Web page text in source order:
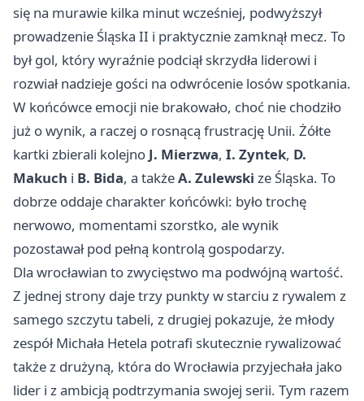
się na murawie kilka minut wcześniej, podwyższył
prowadzenie Śląska II i praktycznie zamknął mecz. To
był gol, który wyraźnie podciął skrzydła liderowi i
rozwiał nadzieje gości na odwrócenie losów spotkania.
W końcówce emocji nie brakowało, choć nie chodziło
już o wynik, a raczej o rosnącą frustrację Unii. Żółte
kartki zbierali kolejno J. Mierzwa, I. Zyntek, D.
Makuch i B. Bida, a takżeA. Zulewski ze Śląska. To
dobrze oddaje charakter końcówki: było trochę
nerwowo, momentami szorstko, ale wynik
pozostawał pod pełną kontrolą gospodarzy.
Dla wrocławian to zwycięstwo ma podwójną wartość.
Z jednej strony daje trzy punkty w starciu z rywalem z
samego szczytu tabeli, z drugiej pokazuje, że młody
zespół Michała Hetela potrafi skutecznie rywalizować
także z drużyną, która do Wrocławia przyjechała jako
lider i z ambicją podtrzymania swojej serii. Tym razem